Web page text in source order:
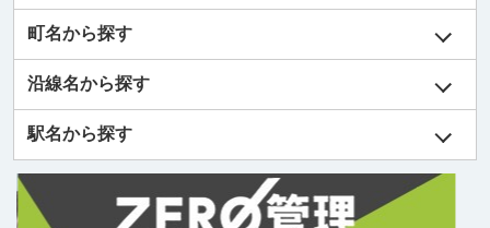
町名から探す
沿線名から探す
駅名から探す